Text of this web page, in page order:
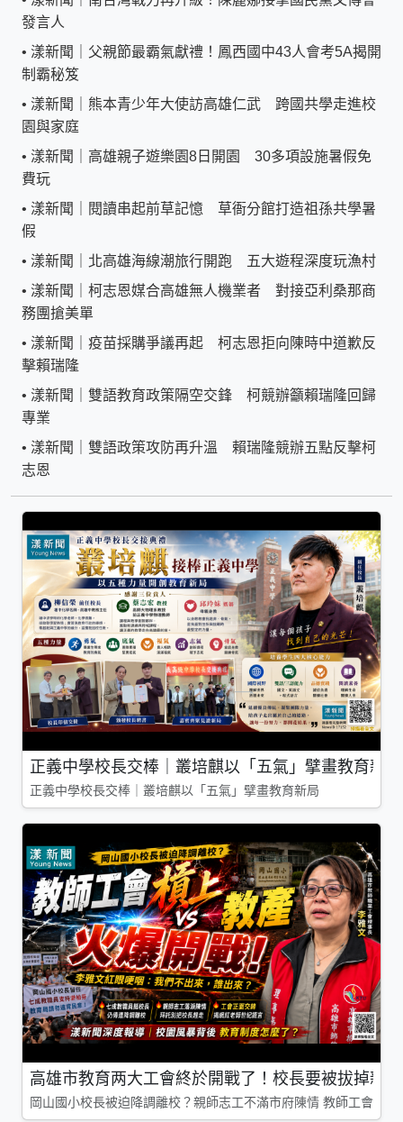
發言人
• 漾新聞｜父親節最霸氣獻禮！鳳西國中43人會考5A揭開
制霸秘笈
• 漾新聞｜熊本青少年大使訪高雄仁武 跨國共學走進校
園與家庭
• 漾新聞｜高雄親子遊樂園8日開園 30多項設施暑假免
費玩
• 漾新聞｜閱讀串起前草記憶 草衙分館打造祖孫共學暑
假
• 漾新聞｜北高雄海線潮旅行開跑 五大遊程深度玩漁村
• 漾新聞｜柯志恩媒合高雄無人機業者 對接亞利桑那商
務團搶美單
• 漾新聞｜疫苗採購爭議再起 柯志恩拒向陳時中道歉反
擊賴瑞隆
• 漾新聞｜雙語教育政策隔空交鋒 柯競辦籲賴瑞隆回歸
專業
• 漾新聞｜雙語政策攻防再升溫 賴瑞隆競辦五點反擊柯
志恩
正義中學校長交棒｜叢培麒以「五氣」擘畫教育新局
正義中學校長交棒｜叢培麒以「五氣」擘畫教育新局
高雄市教育两大工會終於開戰了！校長要被拔掉親
岡山國小校長被迫降調離校？親師志工不滿市府陳情 教師工會槓